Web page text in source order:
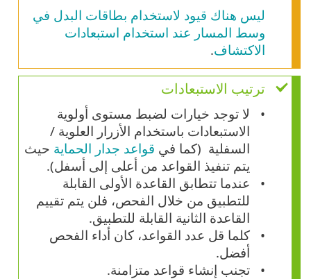
ليس هناك قيود لاستخدام بطاقات البدل في
وسط المسار عند استخدام استبعادات
الاكتشاف.
ترتيب الاستبعادات
لا توجد خيارات لضبط مستوى أولوية
الاستبعادات باستخدام الأزرار العلوية /
السفلية (كما في قواعد جدار الحماية حيث
يتم تنفيذ القواعد من أعلى إلى أسفل).
عندما تتطابق القاعدة الأولى القابلة
للتطبيق من خلال الفحص، فلن يتم تقييم
القاعدة الثانية القابلة للتطبيق.
كلما قل عدد القواعد، كان أداء الفحص
أفضل.
تجنب إنشاء قواعد متزامنة.